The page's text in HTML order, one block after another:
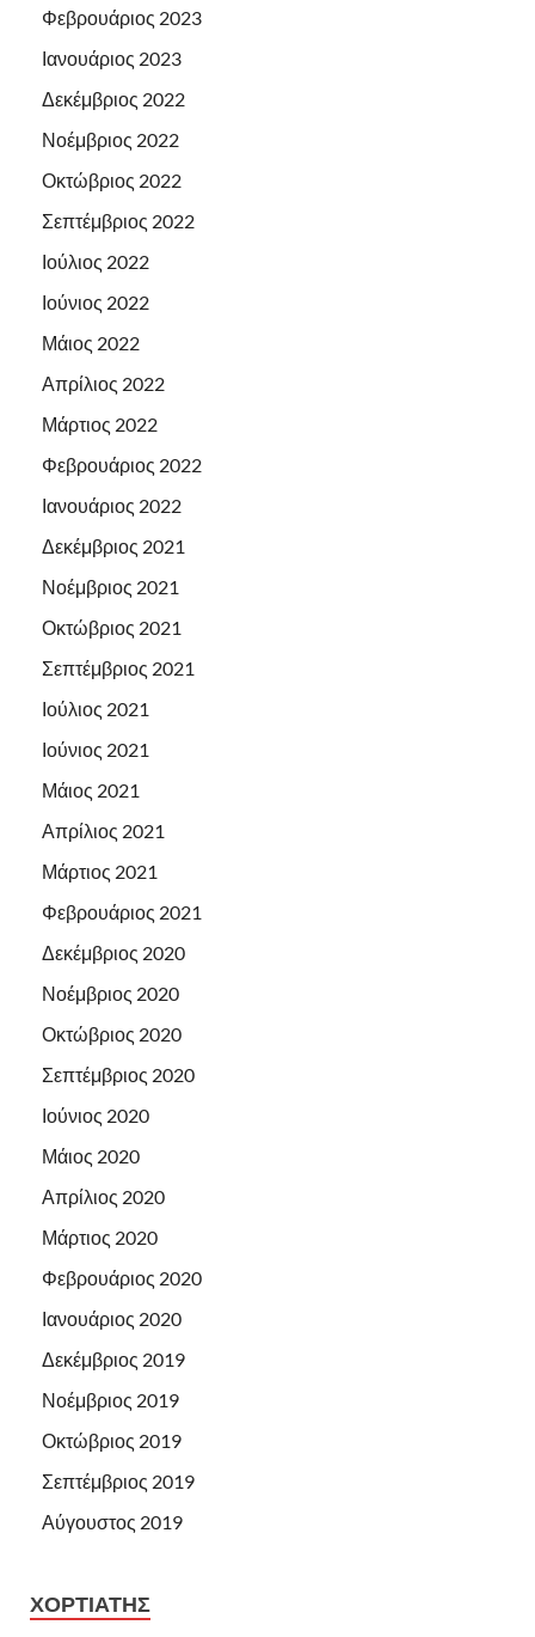
Φεβρουάριος 2023
Ιανουάριος 2023
Δεκέμβριος 2022
Νοέμβριος 2022
Οκτώβριος 2022
Σεπτέμβριος 2022
Ιούλιος 2022
Ιούνιος 2022
Μάιος 2022
Απρίλιος 2022
Μάρτιος 2022
Φεβρουάριος 2022
Ιανουάριος 2022
Δεκέμβριος 2021
Νοέμβριος 2021
Οκτώβριος 2021
Σεπτέμβριος 2021
Ιούλιος 2021
Ιούνιος 2021
Μάιος 2021
Απρίλιος 2021
Μάρτιος 2021
Φεβρουάριος 2021
Δεκέμβριος 2020
Νοέμβριος 2020
Οκτώβριος 2020
Σεπτέμβριος 2020
Ιούνιος 2020
Μάιος 2020
Απρίλιος 2020
Μάρτιος 2020
Φεβρουάριος 2020
Ιανουάριος 2020
Δεκέμβριος 2019
Νοέμβριος 2019
Οκτώβριος 2019
Σεπτέμβριος 2019
Αύγουστος 2019
ΧΟΡΤΙΑΤΗΣ